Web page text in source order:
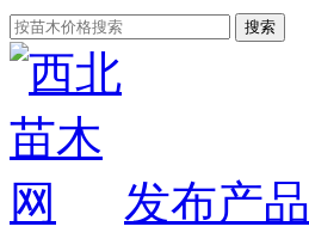
发布产品